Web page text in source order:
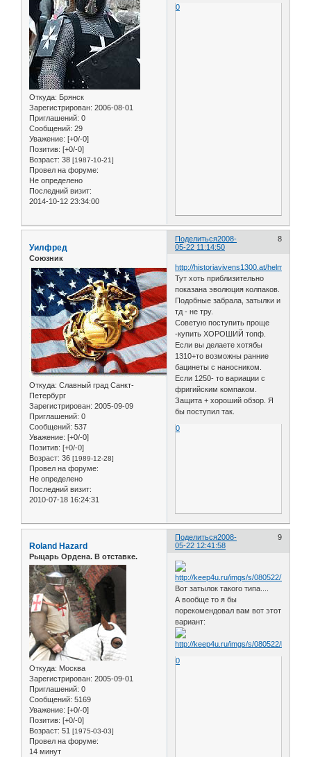
Откуда: Брянск
Зарегистрирован: 2006-08-01
Приглашений: 0
Сообщений: 29
Уважение: [+0/-0]
Позитив: [+0/-0]
Возраст: 38 [1987-10-21]
Провел на форуме:
Не определено
Последний визит:
2014-10-12 23:34:00
0
Поделиться 8
2008-
05-22 11:14:50
Уилфред
Союзник
Откуда: Славный град Санкт-
Петербург
Зарегистрирован: 2005-09-09
Приглашений: 0
Сообщений: 537
Уважение: [+0/-0]
Позитив: [+0/-0]
Возраст: 36 [1989-12-28]
Провел на форуме:
Не определено
Последний визит:
2010-07-18 16:24:31
http://historiavivens1300.at/helme/
Тут хоть приблизительно
показана эволюция колпаков.
Подобные забрала, затылки и
тд - не тру.
Советую поступить проще
-купить ХОРОШИЙ топф.
Если вы делаете хотябы
1310+то возможны ранние
бацинеты с наносником.
Если 1250- то вариации с
фригийским компаком.
Защита + хороший обзор. Я
бы поступил так.
0
Поделиться 9
2008-
05-22 12:41:58
Roland Hazard
Рыцарь Ордена. В отставке.
Откуда: Москва
Зарегистрирован: 2005-09-01
Приглашений: 0
Сообщений: 5169
Уважение: [+0/-0]
Позитив: [+0/-0]
Возраст: 51 [1975-03-03]
Провел на форуме:
14 минут
Вот затылок такого типа....
А вообще то я бы
порекомендовал вам вот этот
вариант:
0